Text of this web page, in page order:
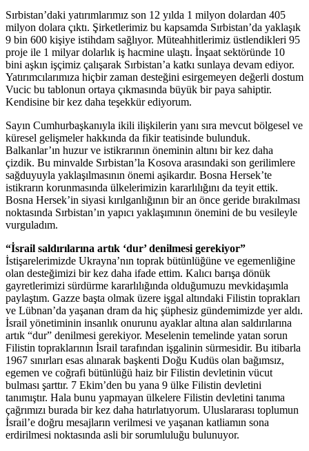
Sırbistan’daki yatırımlarımız son 12 yılda 1 milyon dolardan 405
milyon dolara çıktı. Şirketlerimiz bu kapsamda Sırbistan’da yaklaşık
9 bin 600 kişiye istihdam sağlıyor. Müteahhitlerimiz üstlendikleri 95
proje ile 1 milyar dolarlık iş hacmine ulaştı. İnşaat sektöründe 10
bini aşkın işçimiz çalışarak Sırbistan’a katkı sunlaya devam ediyor.
Yatırımcılarımıza hiçbir zaman desteğini esirgemeyen değerli dostum
Vucic bu tablonun ortaya çıkmasında büyük bir paya sahiptir.
Kendisine bir kez daha teşekkür ediyorum.
Sayın Cumhurbaşkanıyla ikili ilişkilerin yanı sıra mevcut bölgesel ve
küresel gelişmeler hakkında da fikir teatisinde bulunduk.
Balkanlar’ın huzur ve istikrarının öneminin altını bir kez daha
çizdik. Bu minvalde Sırbistan’la Kosova arasındaki son gerilimlere
sağduyuyla yaklaşılmasının önemi aşikardır. Bosna Hersek’te
istikrarın korunmasında ülkelerimizin kararlılığını da teyit ettik.
Bosna Hersek’in siyasi kırılganlığının bir an önce geride bırakılması
noktasında Sırbistan’ın yapıcı yaklaşımının önemini de bu vesileyle
vurguladım.
“İsrail saldırılarına artık ‘dur’ denilmesi gerekiyor”
İstişarelerimizde Ukrayna’nın toprak bütünlüğüne ve egemenliğine
olan desteğimizi bir kez daha ifade ettim. Kalıcı barışa dönük
gayretlerimizi sürdürme kararlılığında olduğumuzu mevkidaşımla
paylaştım. Gazze başta olmak üzere işgal altındaki Filistin toprakları
ve Lübnan’da yaşanan dram da hiç şüphesiz gündemimizde yer aldı.
İsrail yönetiminin insanlık onurunu ayaklar altına alan saldırılarına
artık “dur” denilmesi gerekiyor. Meselenin temelinde yatan sorun
Filistin topraklarının İsrail tarafından işgalinin sürmesidir. Bu itibarla
1967 sınırları esas alınarak başkenti Doğu Kudüs olan bağımsız,
egemen ve coğrafi bütünlüğü haiz bir Filistin devletinin vücut
bulması şarttır. 7 Ekim’den bu yana 9 ülke Filistin devletini
tanımıştır. Hala bunu yapmayan ülkelere Filistin devletini tanıma
çağrımızı burada bir kez daha hatırlatıyorum. Uluslararası toplumun
İsrail’e doğru mesajların verilmesi ve yaşanan katliamın sona
erdirilmesi noktasında asli bir sorumluluğu bulunuyor.